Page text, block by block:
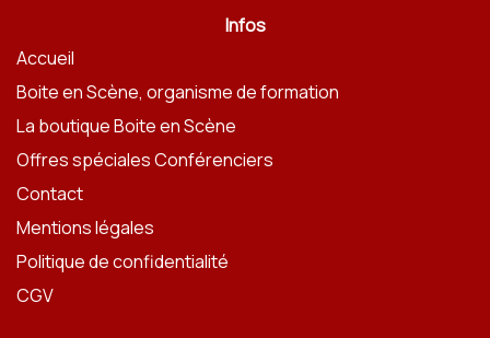
Infos
Accueil
Boite en Scène, organisme de formation
La boutique Boite en Scène
Offres spéciales Conférenciers
Contact
Mentions légales
Politique de confidentialité
CGV